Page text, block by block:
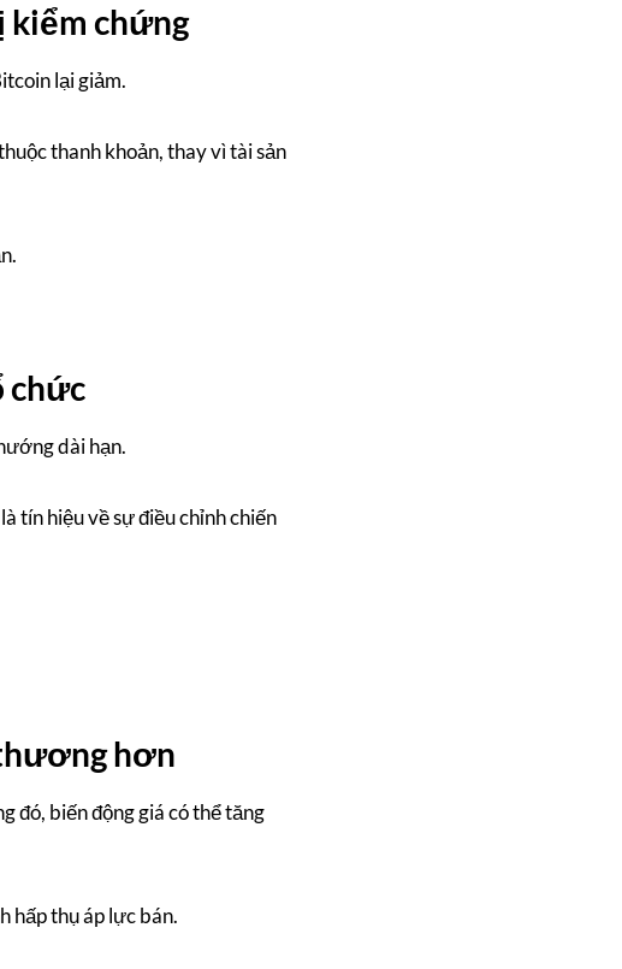
kiểm chứng
lại giảm.
thanh khoản, thay vì tài sản
chức
dài hạn.
tín hiệu về sự điều chỉnh chiến
hơn
đó, biến động giá có thể tăng
hấp thụ áp lực bán.